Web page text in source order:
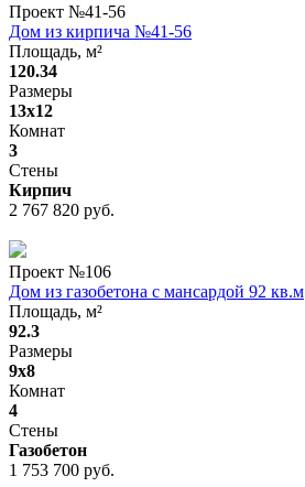
Проект №41-56
Дом из кирпича №41-56
Площадь, м²
120.34
Размеры
13x12
Комнат
3
Стены
Кирпич
2 767 820 руб.
Проект №106
Дом из газобетона с мансардой 92 кв.м
Площадь, м²
92.3
Размеры
9х8
Комнат
4
Стены
Газобетон
1 753 700 руб.